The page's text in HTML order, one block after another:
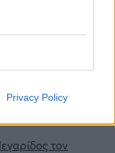
Privacy Policy
TV του
τον